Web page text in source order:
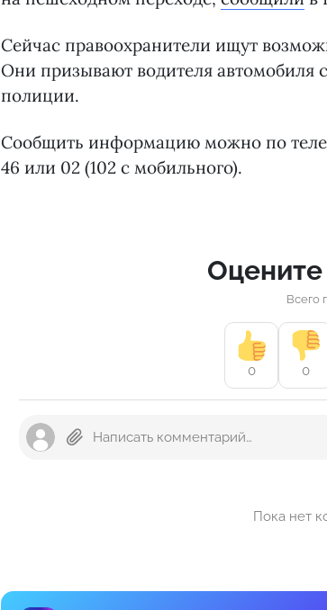
Сейчас правоохранители ищут
Они призывают водителя автомобиля
полиции.
Сообщить информацию можно по
46 или 02 (102 с мобильного).
Всего
0 0
Пока нет